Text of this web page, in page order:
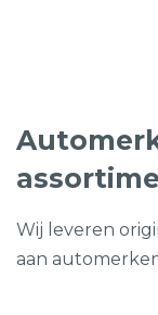
Wij leveren
aan